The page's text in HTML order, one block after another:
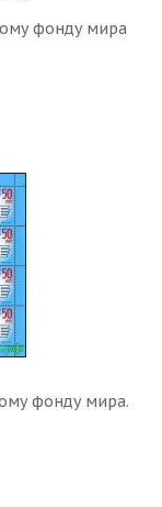
фонду мира
фонду мира.